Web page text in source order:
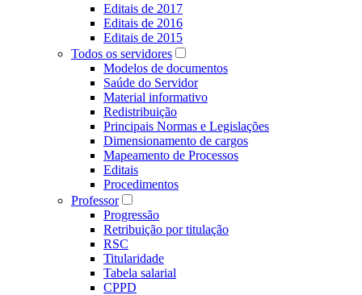
Editais de 2017
Editais de 2016
Editais de 2015
Todos os servidores
Modelos de documentos
Saúde do Servidor
Material informativo
Redistribuição
Principais Normas e Legislações
Dimensionamento de cargos
Mapeamento de Processos
Editais
Procedimentos
Professor
Progressão
Retribuição por titulação
RSC
Titularidade
Tabela salarial
CPPD